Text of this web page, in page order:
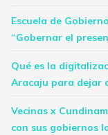
Escuela de
“Gobernar el
Qué es la
Aracaju para dejar
Vecinas x
con sus gobiernos